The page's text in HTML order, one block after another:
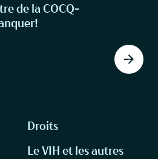
de la COCQ-
Droits
Le VIH et les autres